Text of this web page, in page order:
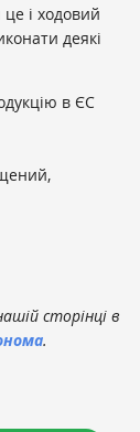
і ходовий
деякі
в ЄС
сторінці в
.